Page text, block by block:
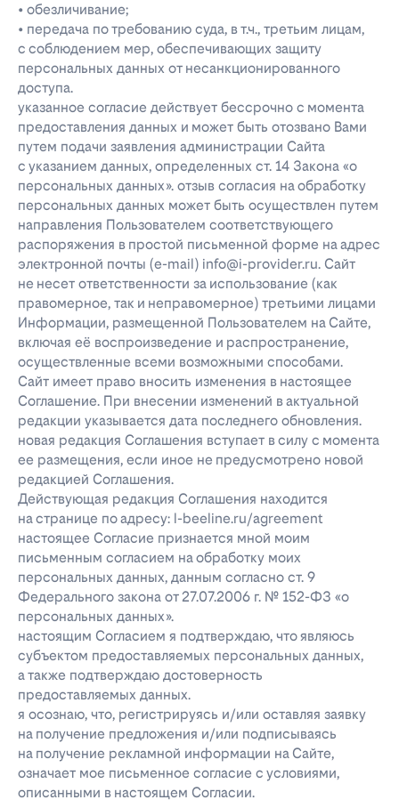
• обезличивание;
• передача по требованию суда, в т.ч., третьим лицам,
с соблюдением мер, обеспечивающих защиту
персональных данных от несанкционированного
доступа.
указанное согласие действует бессрочно с момента
предоставления данных и может быть отозвано Вами
путем подачи заявления администрации Сайта
с указанием данных, определенных ст. 14 Закона «о
персональных данных». отзыв согласия на обработку
персональных данных может быть осуществлен путем
направления Пользователем соответствующего
распоряжения в простой письменной форме на адрес
электронной почты (e-mail) info@i-provider.ru. Сайт
не несет ответственности за использование (как
правомерное, так и неправомерное) третьими лицами
Информации, размещенной Пользователем на Сайте,
включая её воспроизведение и распространение,
осуществленные всеми возможными способами.
Сайт имеет право вносить изменения в настоящее
Соглашение. При внесении изменений в актуальной
редакции указывается дата последнего обновления.
новая редакция Соглашения вступает в силу с момента
ее размещения, если иное не предусмотрено новой
редакцией Соглашения.
Действующая редакция Соглашения находится
на странице по адресу: l-beeline.ru/agreement
настоящее Согласие признается мной моим
письменным согласием на обработку моих
персональных данных, данным согласно ст. 9
Федерального закона от 27.07.2006 г. № 152-ФЗ «о
персональных данных».
настоящим Согласием я подтверждаю, что являюсь
субъектом предоставляемых персональных данных,
а также подтверждаю достоверность
предоставляемых данных.
я осознаю, что, регистрируясь и/или оставляя заявку
на получение предложения и/или подписываясь
на получение рекламной информации на Сайте,
означает мое письменное согласие с условиями,
описанными в настоящем Согласии.